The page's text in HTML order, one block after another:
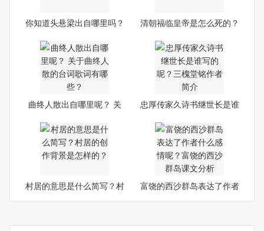
你知道头悬梁出自哪里吗？
清朝福临皇帝是怎么死的？
曲终人散出自哪里呢？ 关
忠厚传家久诗书继世长是谁
村居的意思是什么简写？村
富饶的西沙群岛表达了作者